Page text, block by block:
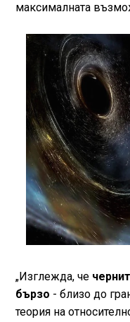
максималната
„Изглежда, че
бързо - близо до
теория на